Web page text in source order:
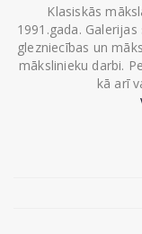
Klasiskās
1991.gada.
glezniecības un
mākslinieku darbi.
kā arī